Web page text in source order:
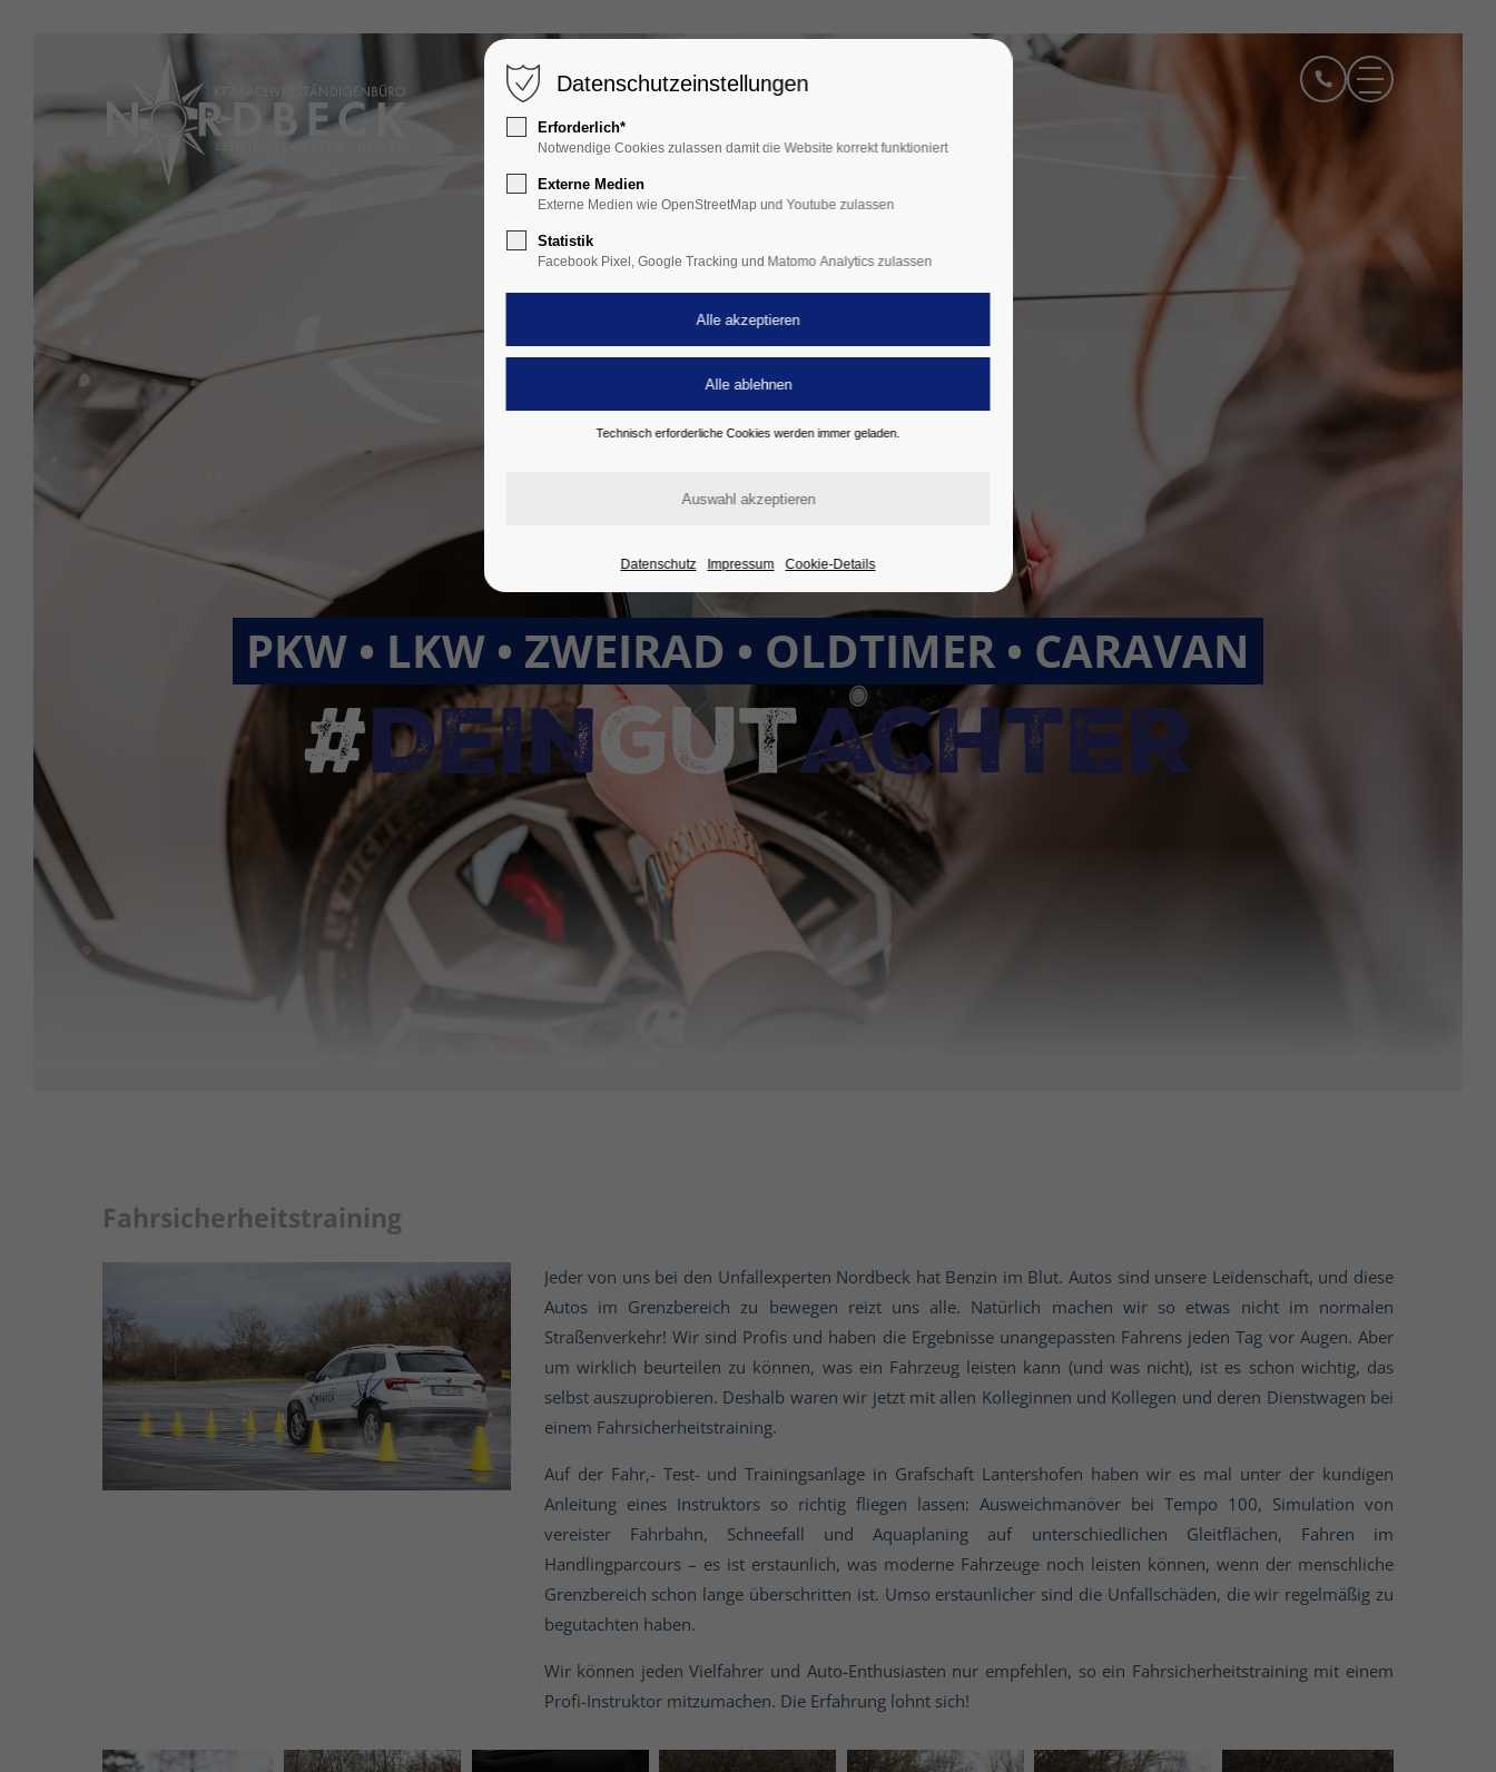
PKW • LKW • ZWEIRAD • OLDTIMER • CARAVAN
Fahrsicherheitstraining
Jeder von uns bei den Unfallexperten Nordbeck hat Benzin im Blut. Autos sind unsere Leidenschaft, und diese
Autos im Grenzbereich zu bewegen reizt uns alle. Natürlich machen wir so etwas nicht im normalen
Straßenverkehr! Wir sind Profis und haben die Ergebnisse unangepassten Fahrens jeden Tag vor Augen. Aber
um wirklich beurteilen zu können, was ein Fahrzeug leisten kann (und was nicht), ist es schon wichtig, das
selbst auszuprobieren. Deshalb waren wir jetzt mit allen Kolleginnen und Kollegen und deren Dienstwagen bei
einem Fahrsicherheitstraining.
Auf der Fahr,- Test- und Trainingsanlage in Grafschaft Lantershofen haben wir es mal unter der kundigen
Anleitung eines Instruktors so richtig fliegen lassen: Ausweichmanöver bei Tempo 100, Simulation von
vereister Fahrbahn, Schneefall und Aquaplaning auf unterschiedlichen Gleitflächen, Fahren im
Handlingparcours – es ist erstaunlich, was moderne Fahrzeuge noch leisten können, wenn der menschliche
Grenzbereich schon lange überschritten ist. Umso erstaunlicher sind die Unfallschäden, die wir regelmäßig zu
begutachten haben.
Wir können jeden Vielfahrer und Auto-Enthusiasten nur empfehlen, so ein Fahrsicherheitstraining mit einem
Profi-Instruktor mitzumachen. Die Erfahrung lohnt sich!
Datenschutzeinstellungen
Erforderlich*
Notwendige Cookies zulassen damit die Website korrekt funktioniert
Externe Medien
Externe Medien wie OpenStreetMap und Youtube zulassen
Statistik
Facebook Pixel, Google Tracking und Matomo Analytics zulassen
Technisch erforderliche Cookies werden immer geladen.
Datenschutz Impressum Cookie-Details